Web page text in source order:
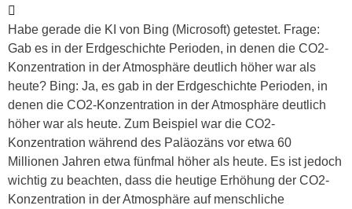
Habe gerade die KI von Bing (Microsoft) getestet. Frage:
Gab es in der Erdgeschichte Perioden, in denen die CO2-
Konzentration in der Atmosphäre deutlich höher war als
heute? Bing: Ja, es gab in der Erdgeschichte Perioden, in
denen die CO2-Konzentration in der Atmosphäre deutlich
höher war als heute. Zum Beispiel war die CO2-
Konzentration während des Paläozäns vor etwa 60
Millionen Jahren etwa fünfmal höher als heute. Es ist jedoch
wichtig zu beachten, dass die heutige Erhöhung der CO2-
Konzentration in der Atmosphäre auf menschliche